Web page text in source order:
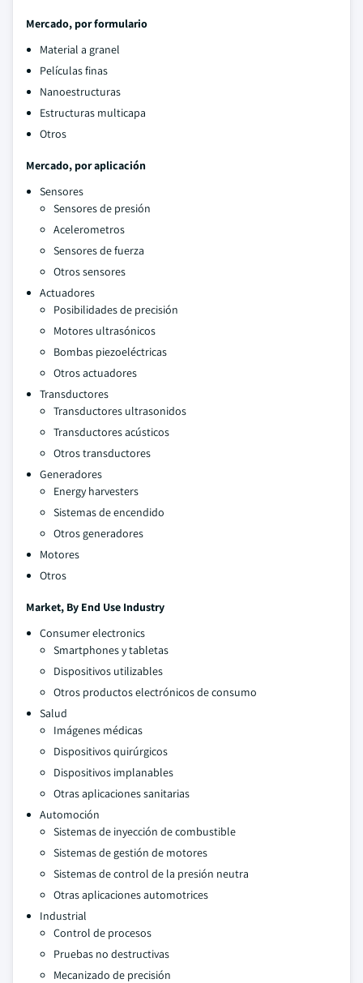
Mercado, por formulario
Material a granel
Películas finas
Nanoestructuras
Estructuras multicapa
Otros
Mercado, por aplicación
Sensores
Sensores de presión
Acelerometros
Sensores de fuerza
Otros sensores
Actuadores
Posibilidades de precisión
Motores ultrasónicos
Bombas piezoeléctricas
Otros actuadores
Transductores
Transductores ultrasonidos
Transductores acústicos
Otros transductores
Generadores
Energy harvesters
Sistemas de encendido
Otros generadores
Motores
Otros
Market, By End Use Industry
Consumer electronics
Smartphones y tabletas
Dispositivos utilizables
Otros productos electrónicos de consumo
Salud
Imágenes médicas
Dispositivos quirúrgicos
Dispositivos implanables
Otras aplicaciones sanitarias
Automoción
Sistemas de inyección de combustible
Sistemas de gestión de motores
Sistemas de control de la presión neutra
Otras aplicaciones automotrices
Industrial
Control de procesos
Pruebas no destructivas
Mecanizado de precisión